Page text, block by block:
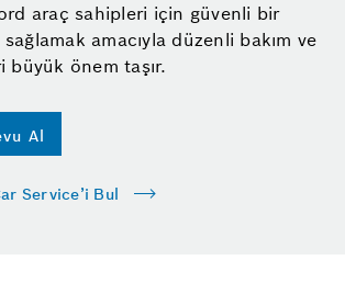
araç sahipleri için güvenli bir
amacıyla düzenli bakım ve
büyük önem taşır.
Al
Service’i Bul